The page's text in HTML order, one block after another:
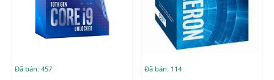
Đã bán: 457 Đã bán: 114